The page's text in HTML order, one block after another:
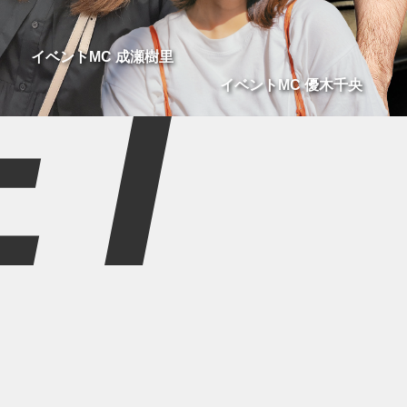
イベントMC 成瀬樹里
イベントMC 優木千央